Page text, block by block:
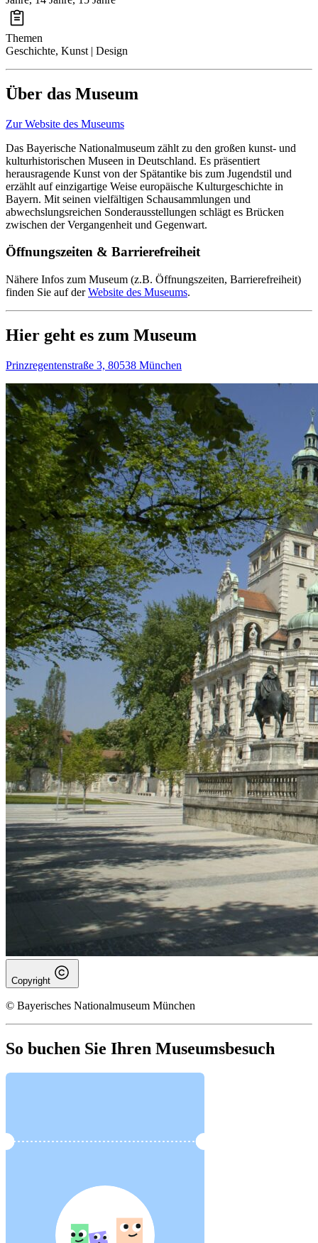
Themen
Geschichte, Kunst | Design
Über das Museum
Zur Website des Museums
Das Bayerische Nationalmuseum zählt zu den großen kunst- und
kulturhistorischen Museen in Deutschland. Es präsentiert
herausragende Kunst von der Spätantike bis zum Jugendstil und
erzählt auf einzigartige Weise europäische Kulturgeschichte in
Bayern. Mit seinen vielfältigen Schausammlungen und
abwechslungsreichen Sonderausstellungen schlägt es Brücken
zwischen der Vergangenheit und Gegenwart.
Öffnungszeiten & Barrierefreiheit
Nähere Infos zum Museum (z.B. Öffnungszeiten, Barrierefreiheit)
finden Sie auf derWebsite des Museums.
Hier geht es zum Museum
Prinzregentenstraße 3, 80538 München
Copyright
© Bayerisches Nationalmuseum München
So buchen Sie Ihren Museumsbesuch